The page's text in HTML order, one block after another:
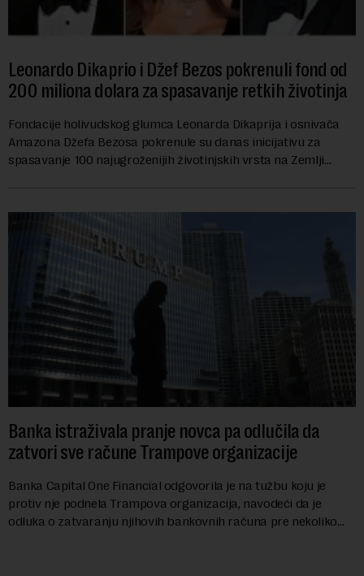
Leonardo Dikaprio i Džef Bezos pokrenuli fond od
200 miliona dolara za spasavanje retkih životinja
Fondacije holivudskog glumca Leonarda Dikaprija i osnivača
Amazona Džefa Bezosa pokrenule su danas inicijativu za
spasavanje 100 najugroženijih životinjskih vrsta na Zemlji
Banka istraživala pranje novca pa odlučila da
zatvori sve račune Trampove organizacije
Banka Capital One Financial odgovorila je na tužbu koju je
protiv nje podnela Trampova organizacija, navodeći da je
odluka o zatvaranju njihovih bankovnih računa pre nekoliko